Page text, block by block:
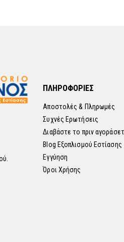
ΠΛΗΡΟΦΟΡΙΕΣ
Αποστολές & Πληρωμές
Συχνές Ερωτήσεις
Διαβάστε το πριν
Blog Εξοπλισμού Εστίασης
Εγγύηση
Όροι Χρήσης